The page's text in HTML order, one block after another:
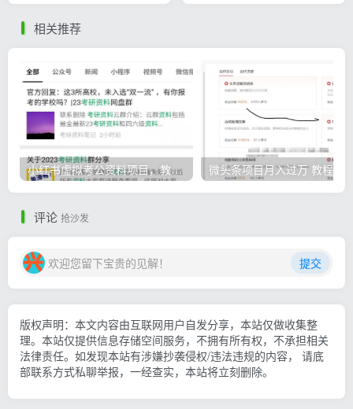
相关推荐
小红书虚拟考公资料项目，教资项目轻松月入过万的核心玩法
评论 抢沙发
欢迎您留下宝贵的见解！ 提交
版权声明：本文内容由互联网用户自发分享，本站仅做收集整
理。本站仅提供信息存储空间服务，不拥有所有权，不承担相关
法律责任。如发现本站有涉嫌抄袭侵权/违法违规的内容， 请底
部联系方式私聊举报，一经查实，本站将立刻删除。